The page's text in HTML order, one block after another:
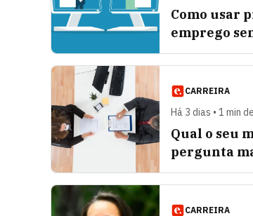
Como usar
emprego
CARREIRA
Há 3 dias • 1 min
Qual o seu
pergunta
CARREIRA